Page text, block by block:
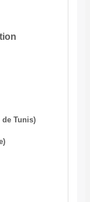
de Tunis)